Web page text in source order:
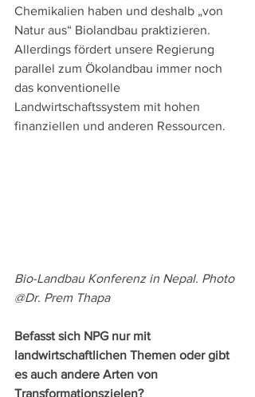
Chemikalien haben und deshalb „von
Natur aus“ Biolandbau praktizieren.
Allerdings fördert unsere Regierung
parallel zum Ökolandbau immer noch
das konventionelle
Landwirtschaftssystem mit hohen
finanziellen und anderen Ressourcen.
Bio-Landbau Konferenz in Nepal. Photo
@Dr. Prem Thapa
Befasst sich NPG nur mit
landwirtschaftlichen Themen oder gibt
es auch andere Arten von
Transformationszielen?